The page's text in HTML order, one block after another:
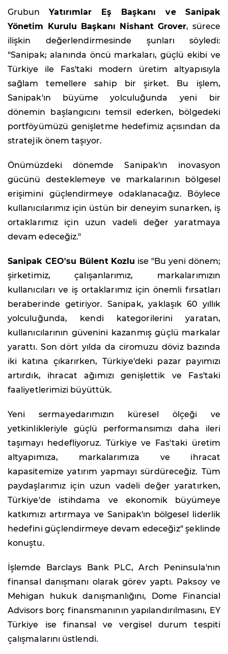
GrubunYatırımlar Eş Başkanı ve Sanipak
Yönetim Kurulu Başkanı Nishant Grover, sürece
ilişkin değerlendirmesinde şunları söyledi:
"Sanipak; alanında öncü markaları, güçlü ekibi ve
Türkiye ile Fas'taki modern üretim altyapısıyla
sağlam temellere sahip bir şirket. Bu işlem,
Sanipak'ın büyüme yolculuğunda yeni bir
dönemin başlangıcını temsil ederken, bölgedeki
portföyümüzü genişletme hedefimiz açısından da
stratejik önem taşıyor.
Önümüzdeki dönemde Sanipak'ın inovasyon
gücünü desteklemeye ve markalarının bölgesel
erişimini güçlendirmeye odaklanacağız. Böylece
kullanıcılarımız için üstün bir deneyim sunarken, iş
ortaklarımız için uzun vadeli değer yaratmaya
devam edeceğiz."
Sanipak CEO'su Bülent Kozlu ise "Bu yeni dönem;
şirketimiz, çalışanlarımız, markalarımızın
kullanıcıları ve iş ortaklarımız için önemli fırsatları
beraberinde getiriyor. Sanipak, yaklaşık 60 yıllık
yolculuğunda, kendi kategorilerini yaratan,
kullanıcılarının güvenini kazanmış güçlü markalar
yarattı. Son dört yılda da ciromuzu döviz bazında
iki katına çıkarırken, Türkiye'deki pazar payımızı
artırdık, ihracat ağımızı genişlettik ve Fas'taki
faaliyetlerimizi büyüttük.
Yeni sermayedarımızın küresel ölçeği ve
yetkinlikleriyle güçlü performansımızı daha ileri
taşımayı hedefliyoruz. Türkiye ve Fas'taki üretim
altyapımıza, markalarımıza ve ihracat
kapasitemize yatırım yapmayı sürdüreceğiz. Tüm
paydaşlarımız için uzun vadeli değer yaratırken,
Türkiye'de istihdama ve ekonomik büyümeye
katkımızı artırmaya ve Sanipak'ın bölgesel liderlik
hedefini güçlendirmeye devam edeceğiz" şeklinde
konuştu.
İşlemde Barclays Bank PLC, Arch Peninsula'nın
finansal danışmanı olarak görev yaptı. Paksoy ve
Mehigan hukuk danışmanlığını, Dome Financial
Advisors borç finansmanının yapılandırılmasını, EY
Türkiye ise finansal ve vergisel durum tespiti
çalışmalarını üstlendi.